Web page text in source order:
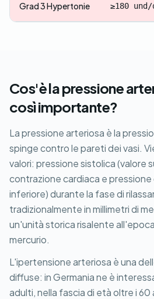
Grad 3 Hypertonie ≥180
Cos'è la pressione
così importante?
La pressione arteriosa è la
spinge contro le pareti dei vasi.
valori: pressione sistolica (valore
contrazione cardiaca e
inferiore) durante la fase di
tradizionalmente in millimetri di
un'unità storica risalente
mercurio.
L'ipertensione arteriosa è una
diffuse: in Germania ne è
adulti, nella fascia di età oltre i